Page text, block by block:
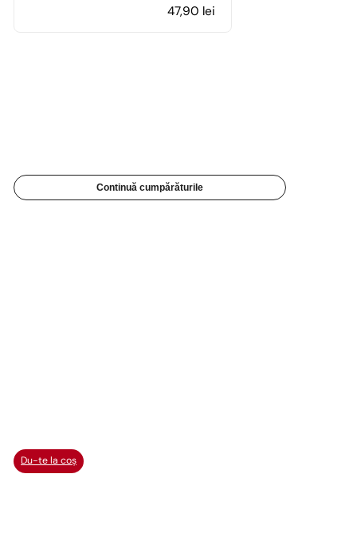
47,90 lei
Continuă cumpărăturile
Du-te la coș